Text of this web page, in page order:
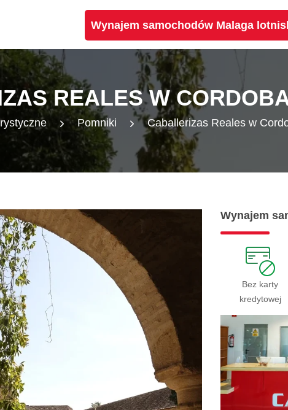
Wynajem samochodów Malaga
REALES W
Pomniki Caballerizas Reales w
Wynajem
Bez karty
kredytowej